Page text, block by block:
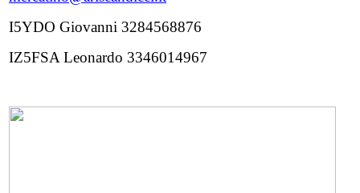
I5YDO Giovanni 3284568876
IZ5FSA Leonardo 3346014967